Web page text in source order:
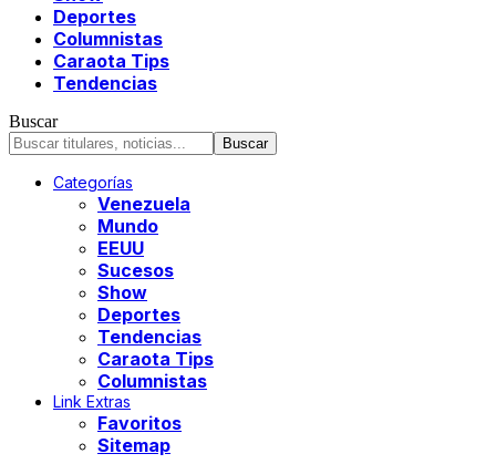
Deportes
Columnistas
Caraota Tips
Tendencias
Buscar
Categorías
Venezuela
Mundo
EEUU
Sucesos
Show
Deportes
Tendencias
Caraota Tips
Columnistas
Link Extras
Favoritos
Sitemap